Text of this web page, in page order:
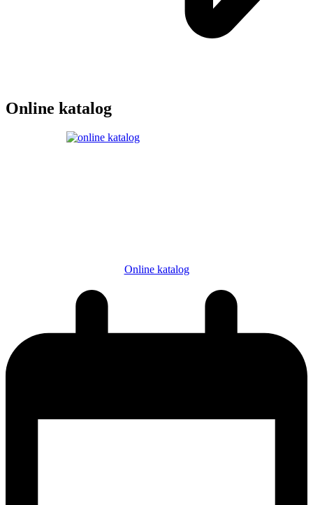
Online katalog
Online katalog